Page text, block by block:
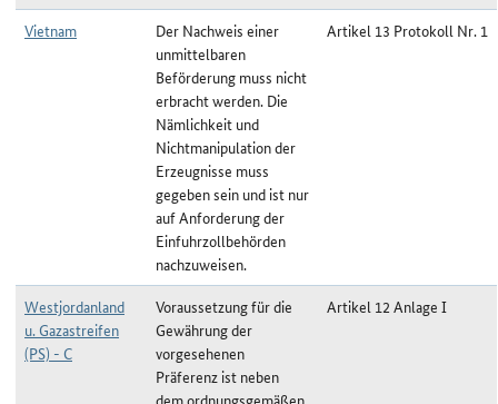
Vietnam
Der Nachweis einer
unmittelbaren
Beförderung muss nicht
erbracht werden. Die
Nämlichkeit und
Nichtmanipulation der
Erzeugnisse muss
gegeben sein und ist nur
auf Anforderung der
Einfuhrzollbehörden
nachzuweisen.
Artikel 13 Protokoll Nr. 1
Westjordanland
u. Gazastreifen
(PS) - C
Voraussetzung für die
Gewährung der
vorgesehenen
Präferenz ist neben
dem ordnungsgemäßen
Artikel 12 Anlage I